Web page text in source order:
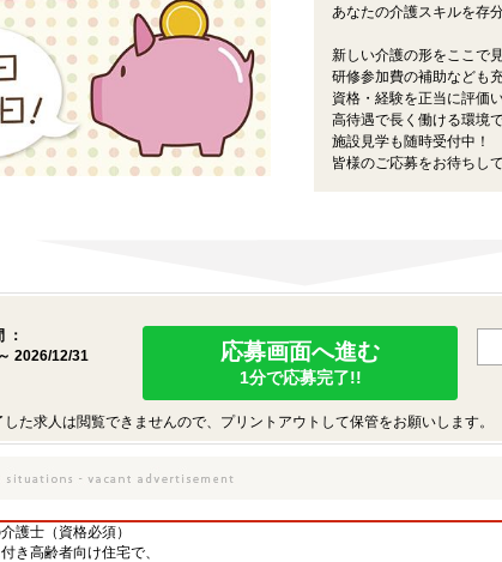
あなたの介護スキルを存
新しい介護の形をここで
研修参加費の補助なども充
資格・経験を正当に評価
高待遇で長く働ける環境で
施設見学も随時受付中！
皆様のご応募をお待ちし
：
2026/12/31
応募画面へ進む
1分で応募完了!!
た求人は閲覧できませんので、プリントアウトして保管をお願いします。
護士（資格必須）
き高齢者向け住宅で、